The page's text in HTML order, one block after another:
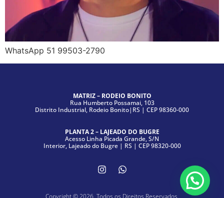
WhatsApp 51 99503-2790
MATRIZ – RODEIO BONITO
Rua Humberto Possamai, 103
Distrito Industrial, Rodeio Bonito|RS | CEP 98360-000
PLANTA 2 – LAJEADO DO BUGRE
Acesso Linha Picada Grande, S/N
Interior, Lajeado do Bugre | RS | CEP 98320-000